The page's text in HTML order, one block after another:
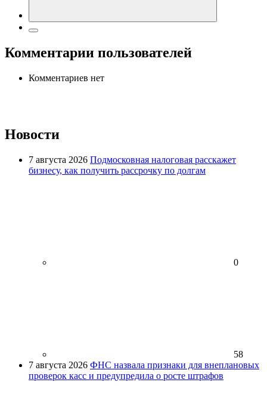
Комментарии пользователей
Комментариев нет
Новости
7 августа 2026 Подмосковная налоговая расскажет
бизнесу, как получить рассрочку по долгам
0
58
7 августа 2026 ФНС назвала признаки для внеплановых
проверок касс и предупредила о росте штрафов